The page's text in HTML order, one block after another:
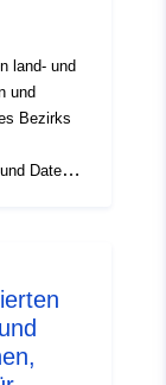
land- und
und
Bezirks
Daten
gemäß